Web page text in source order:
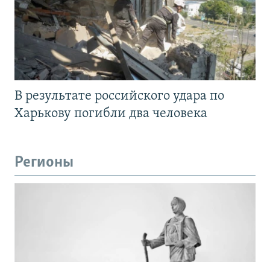
В результате российского удара по
Харькову погибли два человека
Регионы